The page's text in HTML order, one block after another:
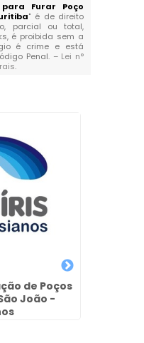
para Furar Poço
" é de direito
parcial ou total,
é proibida sem a
é crime e está
Penal. – Lei n°
.
de Poços
João -